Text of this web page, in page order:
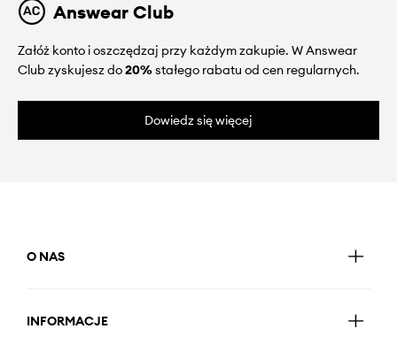
Answear Club
Załóż konto i oszczędzaj przy każdym zakupie. W Answear
Club zyskujesz do20%stałego rabatu od cen regularnych.
Dowiedz się więcej
O NAS
INFORMACJE